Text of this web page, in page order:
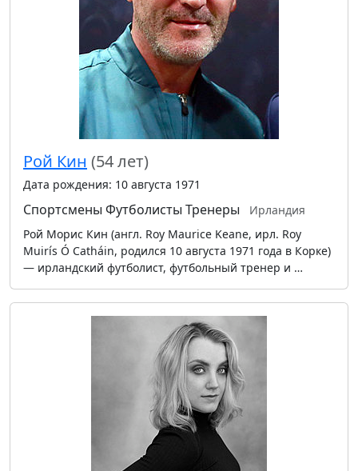
Рой Кин (54 лет)
Дата рождения: 10 августа 1971
Спортсмены Футболисты Тренеры
Ирландия
Рой Морис Кин (англ. Roy Maurice Keane, ирл. Roy
Muirís Ó Catháin, родился 10 августа 1971 года в Корке)
— ирландский футболист, футбольный тренер и …